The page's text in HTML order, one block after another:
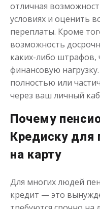
отличная
условиях и оценить
переплаты. Кроме
возможность
каких-либо штрафов,
финансовую
полностью или
через ваш личный
Почему
Кредиску для
на карту
Для многих людей
кредит — это